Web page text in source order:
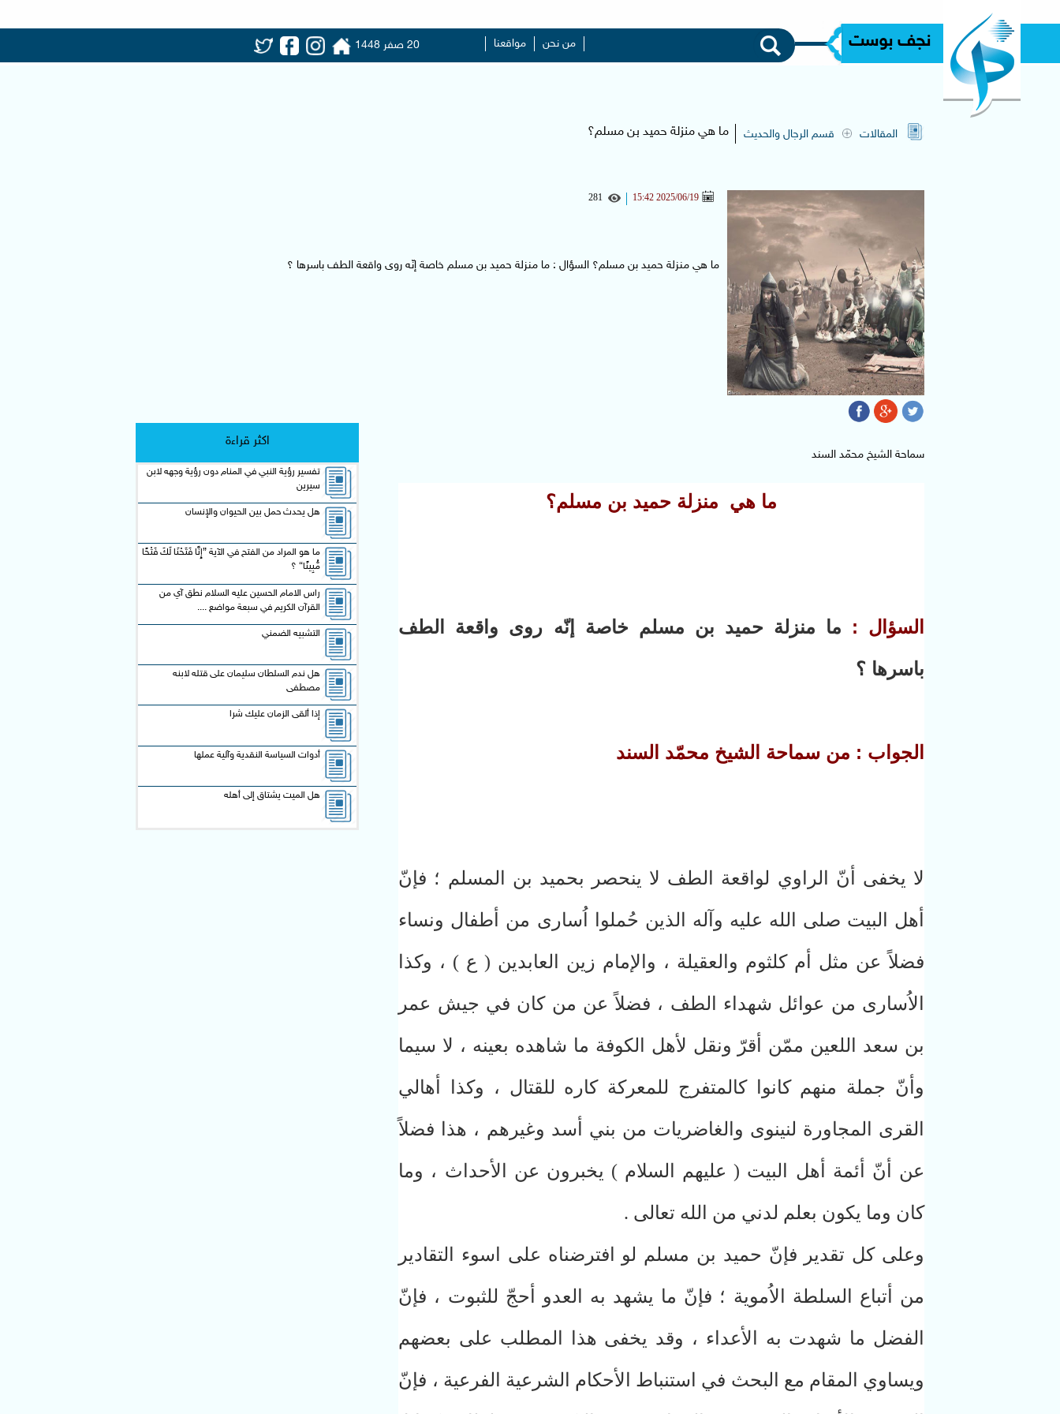
نجف بوست من نحن مواقعنا 20 صفر 1448
المقالات قسم الرجال والحديث ما هي منزلة حميد بن مسلم؟
2025/06/19 15:42
281
ما هي منزلة حميد بن مسلم؟ السؤال : ما منزلة حميد بن مسلم خاصة إنّه روى واقعة الطف باسرها ؟
سماحة الشيخ محمّد السند
ما هي منزلة حميد بن مسلم؟
السؤال : ما منزلة حميد بن مسلم خاصة إنّه روى واقعة الطف
باسرها ؟
الجواب : من سماحة الشيخ محمّد السند
لا يخفى أنّ الراوي لواقعة الطف لا ينحصر بحميد بن المسلم ؛ فإنّ
أهل البيت صلى الله عليه وآله الذين حُملوا اُسارى من أطفال ونساء
فضلاً عن مثل أم كلثوم والعقيلة ، والإمام زين العابدين ( ع ) ، وكذا
الاُسارى من عوائل شهداء الطف ، فضلاً عن من كان في جيش عمر
بن سعد اللعين ممّن أقرّ ونقل لأهل الكوفة ما شاهده بعينه ، لا سيما
وأنّ جملة منهم كانوا كالمتفرج للمعركة كاره للقتال ، وكذا أهالي
القرى المجاورة لنينوى والغاضريات من بني أسد وغيرهم ، هذا فضلاً
عن أنّ أئمة أهل البيت ( عليهم السلام ) يخبرون عن الأحداث ، وما
كان وما يكون بعلم لدني من الله تعالى .
وعلى كل تقدير فإنّ حميد بن مسلم لو افترضناه على اسوء التقادير
من أتباع السلطة الاُموية ؛ فإنّ ما يشهد به العدو أحجّ للثبوت ، فإنّ
الفضل ما شهدت به الأعداء ، وقد يخفى هذا المطلب على بعضهم
ويساوي المقام مع البحث في استنباط الأحكام الشرعية الفرعية ، فإنّ
اكثر قراءة
تفسير رؤية النبي في المنام دون رؤية وجهه لابن
سيرين
هل يحدث حمل بين الحيوان والإنسان
ما هو المراد من الفتح في الآية {إِنَّا فَتَحْنَا لَكَ فَتْحًا
مُّبِينًا} ؟
راس الامام الحسين عليه السلام نطق آي من
القرآن الكريم في سبعة مواضع ....
التشبيه الضمني
هل ندم السلطان سليمان على قتله لابنه
مصطفى
إذا ألقى الزمان عليك شرا
أدوات السياسة النقدية وآلية عملها
هل الميت يشتاق إلى أهله